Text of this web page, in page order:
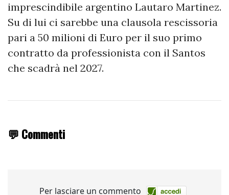
imprescindibile argentino Lautaro Martinez.
Su di lui ci sarebbe una clausola rescissoria
pari a 50 milioni di Euro per il suo primo
contratto da professionista con il Santos
che scadrà nel 2027.
💬 Commenti